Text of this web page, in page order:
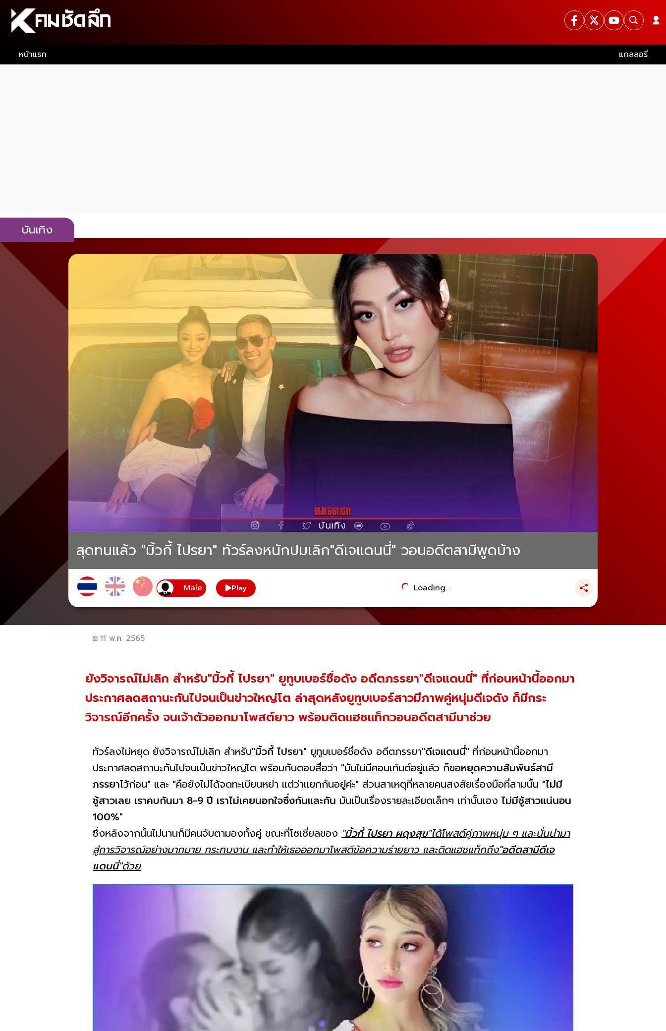
หน้าแรก แกลลอรี่
บันเทิง
สุดทนแล้ว "มิ้วกี้ ไปรยา" ทัวร์ลงหนักปมเลิก"ดีเจแดนนี่" วอนอดีตสามีพูดบ้าง
Play Loading...
11 พ.ค. 2565
ยังวิจารณ์ไม่เลิก สำหรับ"มิ้วกี้ ไปรยา" ยูทูบเบอร์ชื่อดัง อดีตภรรยา"ดีเจแดนนี่" ที่ก่อนหน้านี้ออกมา
ประกาศลดสถานะกันไปจนเป็นข่าวใหญ่โต ล่าสุดหลังยูทูบเบอร์สาวมีภาพคู่หนุ่มดีเจดัง ก็มีกระ
วิจารณ์อีกครั้ง จนเจ้าตัวออกมาโพสต์ยาว พร้อมติดแฮชแท็กวอนอดีตสามีมาช่วย
ทัวร์ลงไม่หยุด ยังวิจารณ์ไม่เลิก สำหรับ"มิ้วกี้ ไปรยา" ยูทูบเบอร์ชื่อดัง อดีตภรรยา"ดีเจแดนนี่" ที่ก่อนหน้านี้ออกมา
ประกาศลดสถานะกันไปจนเป็นข่าวใหญ่โต พร้อมกับตอบสื่อว่า "มันไม่มีคอนเท้นต์อยู่แล้ว ก็ขอหยุดความสัมพันธ์สามี
ภรรยาไว้ก่อน" และ "คือยังไม่ได้จดทะเบียนหย่า แต่ว่าแยกกันอยู่ค่ะ" ส่วนสาเหตุที่หลายคนสงสัยเรื่องมือที่สามนั้น "ไม่มี
ชู้สาวเลย เราคบกันมา 8-9 ปี เราไม่เคยนอกใจซึ่งกันและกัน มันเป็นเรื่องรายละเอียดเล็กๆ เท่านั้นเอง ไม่มีชู้สาวแน่นอน
100%"
ซึ่งหลังจากนั้นไม่นานก็มีคนจับตามองทั้งคู่ ขณะที่โซเชี่ยลของ "มิ้วกี้ ไปรยา ผดุงสุข"ได้โพสต์คู่ภาพหนุ่ม ๆ และนั่นนำมา
สู่การวิจารณ์อย่างมากมาย กระทบงาน และทำให้เธอออกมาโพสต์ข้อความร่ายยาว และติดแฮชแท็กถึง"อดีตสามีดีเจ
แดนนี่"ด้วย